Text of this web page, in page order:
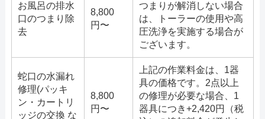
お風呂の排水
口のつまり除
去
8,800
円〜
つまりが解消しない場合
は、トーラーの使用や高
圧洗浄を実施する場合が
ございます。
蛇口の水漏れ
修理(パッキ
ン・カートリ
ッジの交換 な
8,800
円〜
上記の作業料金は、1器
具の価格です。2点以上
の修理が必要な場合、1
器具につき+2,420円（税